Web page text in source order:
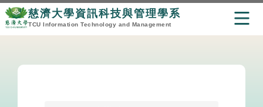
慈濟大學資訊科技與管理學系
TCU Information Technology and Management